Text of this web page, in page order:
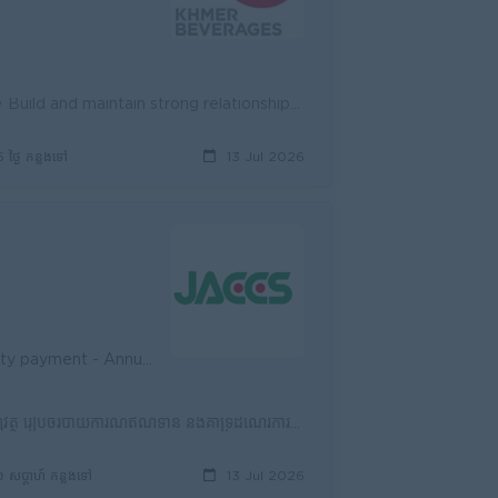
ថ្ងៃ កន្លងទៅ 13 Jul 2026
- UDC Contract - Work-Life B
សប្តាហ៍ កន្លងទៅ 13 Jul 2026